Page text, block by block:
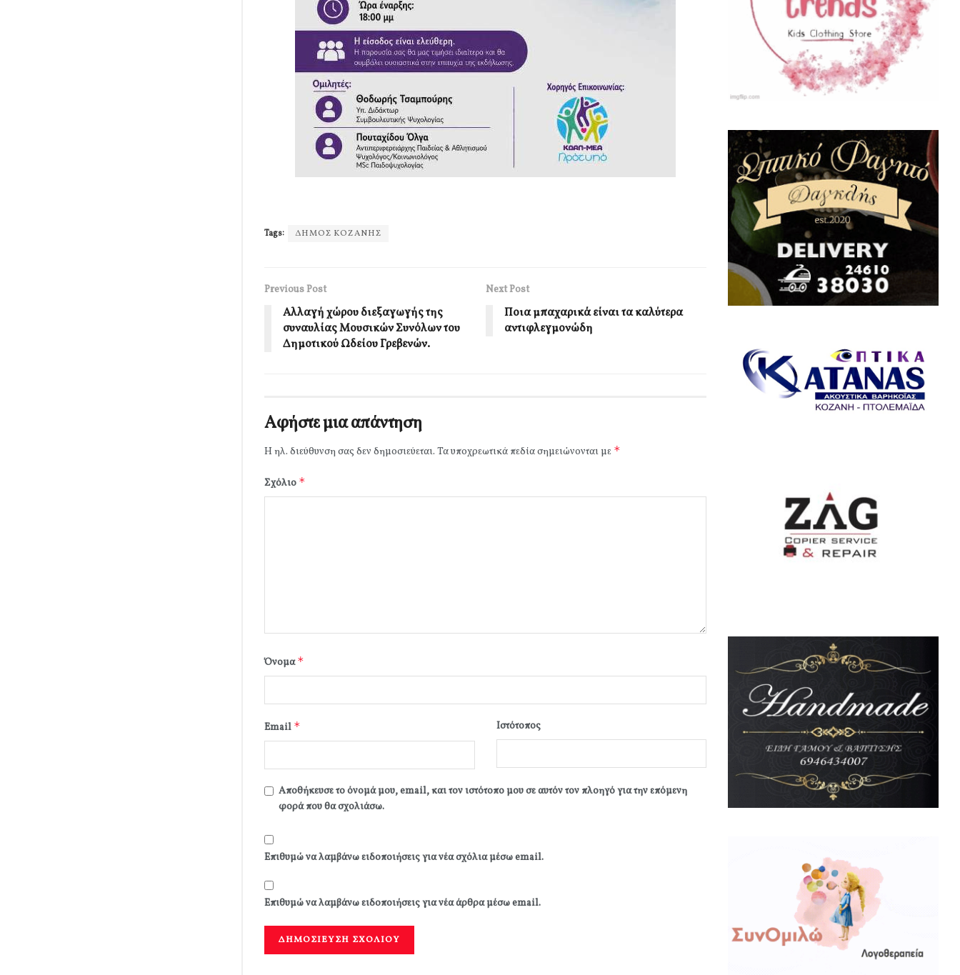
Tags: ΔΗΜΟΣ ΚΟΖΑΝΗΣ
Previous Post
Αλλαγή χώρου διεξαγωγής της
συναυλίας Μουσικών Συνόλων του
Δημοτικού Ωδείου Γρεβενών.
Next Post
Ποια μπαχαρικά είναι τα καλύτερα
αντιφλεγμονώδη
Αφήστε μια απάντηση
Η ηλ. διεύθυνση σας δεν δημοσιεύεται. Τα υποχρεωτικά πεδία σημειώνονται με *
Σχόλιο *
Όνομα*
Email * Ιστότοπος
Αποθήκευσε το όνομά μου, email, και τον ιστότοπο μου σε αυτόν τον πλοηγό για την επόμενη
φορά που θα σχολιάσω.
Επιθυμώ να λαμβάνω ειδοποιήσεις για νέα σχόλια μέσω email.
Επιθυμώ να λαμβάνω ειδοποιήσεις για νέα άρθρα μέσω email.